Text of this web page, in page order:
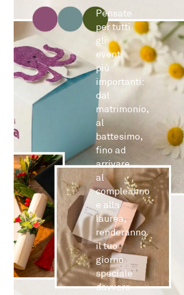
Pensate
per tutti
gli
eventi
più
importanti:
dal
matrimonio,
al
battesimo,
fino ad
arrivare
al
compleanno
e alla
laurea,
renderanno
il tuo
giorno
speciale
davvero